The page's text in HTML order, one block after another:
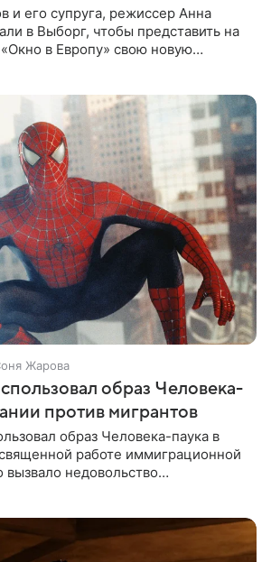
и его супруга, режиссер Анна
в Выборг, чтобы представить на
в Европу» свою новую
Жарова
образ Человека-
против мигрантов
образ Человека-паука в
работе иммиграционной
недовольство